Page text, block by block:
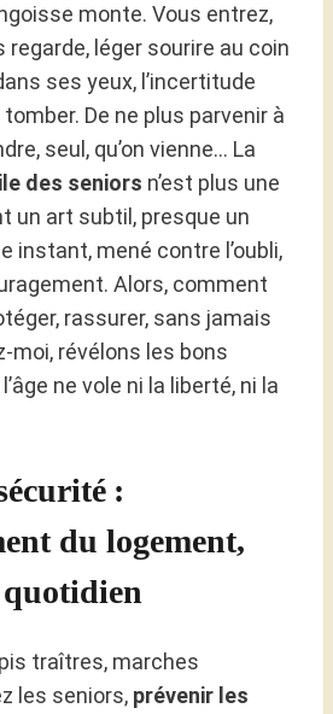
monte. Vous entrez,
léger sourire au coin
ses yeux, l’incertitude
tomber. De ne plus parvenir à
seul, qu’on vienne… La
des seniors n’est plus une
un art subtil, presque un
instant, mené contre l’oubli,
Alors, comment
rassurer, sans jamais
moi, révélons les bons
ne vole ni la liberté, ni la
:
du logement,
traîtres, marches
les seniors, prévenir les